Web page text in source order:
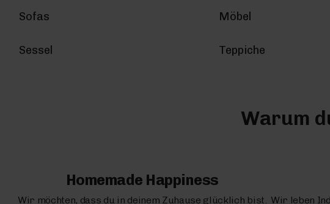
Sofas Möbel
Sessel Teppiche
Warum
Homemade Happiness
Wir möchten, dass du in deinem Zuhause glücklich bist. Wir leben